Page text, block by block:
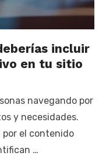
incluir
en tu sitio
navegando por
y necesidades.
por el contenido
…